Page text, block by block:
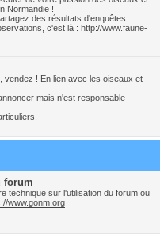
Normandie !
des résultats d'enquêtes.
c'est là : http://www.faune-
vendez ! En lien avec les oiseaux et
mais n'est responsable
forum
technique sur l'utilisation du forum ou
www.gonm.org